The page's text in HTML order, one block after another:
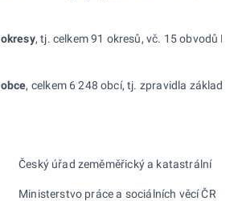
okresy, tj. celkem 91 okresů, vč. 15 obvodů
obce, celkem 6 248 obcí, tj. zpravidla
Český úřad zeměměřický a katastrální
Ministerstvo práce a sociálních věcí ČR